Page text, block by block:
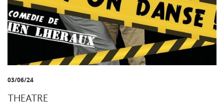
03/06/24
THEATRE